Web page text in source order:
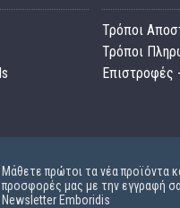
Τρόποι
Τρόποι
Επιστροφές
Μάθετε πρώτοι τα νέα προϊόντα
προσφορές μας με την εγγραφή
Newsletter Emboridis